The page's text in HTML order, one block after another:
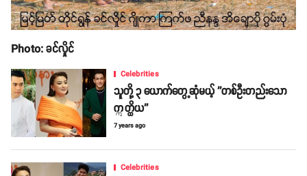
Photo: ခင်လှိုင်
Celebrities
သူတို့ ၃ ယောက်တွေ့ဆုံမယ့် ''တစ်ဦးတည်းသော
ဣတ္ထိယ''
7 years ago
Celebrities